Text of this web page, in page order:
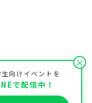
×
向けイベントを
で配信中！